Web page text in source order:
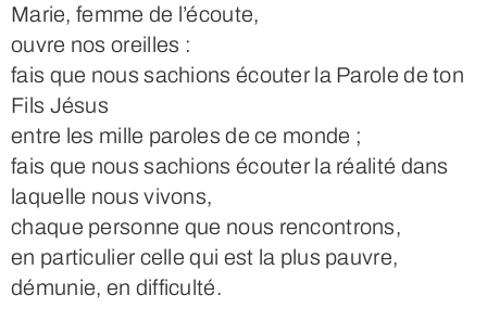
Marie, femme de l’écoute,
ouvre nos oreilles :
fais que nous sachions écouter la Parole de ton
Fils Jésus
entre les mille paroles de ce monde ;
fais que nous sachions écouter la réalité dans
laquelle nous vivons,
chaque personne que nous rencontrons,
en particulier celle qui est la plus pauvre,
démunie, en difficulté.